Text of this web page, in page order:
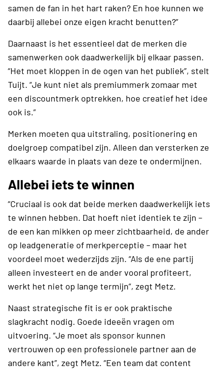
samen de fan in het hart raken? En hoe kunnen we
daarbij allebei onze eigen kracht benutten?”
Daarnaast is het essentieel dat de merken die
samenwerken ook daadwerkelijk bij elkaar passen.
“Het moet kloppen in de ogen van het publiek”, stelt
Tuijt. “Je kunt niet als premiummerk zomaar met
een discountmerk optrekken, hoe creatief het idee
ook is.”
Merken moeten qua uitstraling, positionering en
doelgroep compatibel zijn. Alleen dan versterken ze
elkaars waarde in plaats van deze te ondermijnen.
Allebei iets te winnen
“Cruciaal is ook dat beide merken daadwerkelijk iets
te winnen hebben. Dat hoeft niet identiek te zijn –
de een kan mikken op meer zichtbaarheid, de ander
op leadgeneratie of merkperceptie – maar het
voordeel moet wederzijds zijn. “Als de ene partij
alleen investeert en de ander vooral profiteert,
werkt het niet op lange termijn”, zegt Metz.
Naast strategische fit is er ook praktische
slagkracht nodig. Goede ideeën vragen om
uitvoering. “Je moet als sponsor kunnen
vertrouwen op een professionele partner aan de
andere kant”, zegt Metz. “Een team dat content